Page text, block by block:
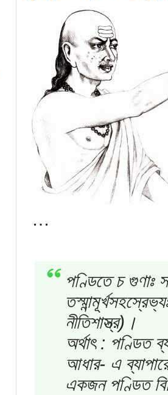
…
পণ্ডিতে চ গুণাঃ
নীতিশাস্ত্র)।
অর্থাৎ : পণ্ডিত
আধার- এ
একজন পণ্ডিত